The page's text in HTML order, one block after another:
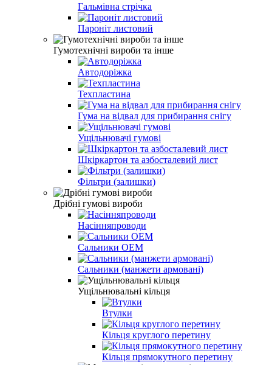
Гальмівна стрічка
Пароніт листовий
Гумотехнічні вироби та інше
Автодоріжка
Техпластина
Гума на відвал для прибирання снігу
Ущільнювачі гумові
Шкіркартон та азбосталевий лист
Фільтри (залишки)
Дрібні гумові вироби
Насінняпроводи
Сальники ОЕМ
Сальники (манжети армовані)
Ущільнювальні кільця
Втулки
Кільця круглого перетину
Кільця прямокутного перетину